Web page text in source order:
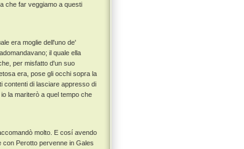
che far veggiamo a questi
era moglie dell'uno de'
il quale ella
per misfatto d'un suo
era, pose gli occhi sopra la
contenti di lasciare appresso di
la mariterò a quel tempo che
molto. E cosí avendo
con Perotto pervenne in Gales